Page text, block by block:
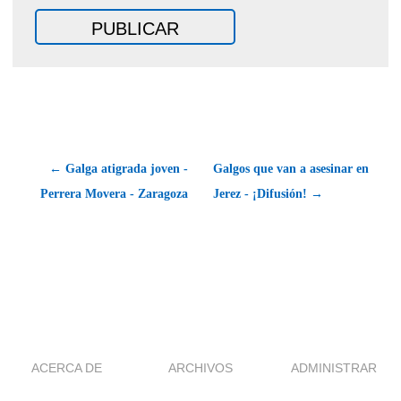
← Galga atigrada joven -
Perrera Movera - Zaragoza
Galgos que van a asesinar en
Jerez - ¡Difusión! →
ACERCA DE ARCHIVOS ADMINISTRAR